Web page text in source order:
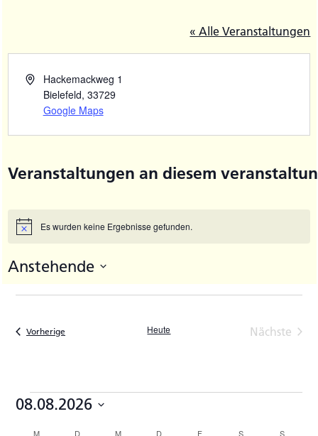
« Alle Veranstaltungen
Hackemackweg 1
Bielefeld, 33729
Google Maps
Veranstaltungen an diesem
HinweisEs wurden keine Ergebnisse gefunden.
Anstehende
wählen.
Vorherige Heute
Nächste
Veranstaltungen
08.08.2026
MMONTAG DDIENSTAGM MITTWOCH
DDONNERSTAG
F SSAMSTAGS